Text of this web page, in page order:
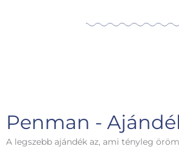
Penman -
A legszebb ajándék az, ami tényleg